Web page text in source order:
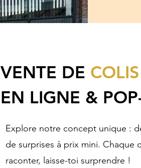
VENTE DE
EN LIGNE &
Explore notre concept unique :
de surprises à prix mini. Chaque
raconter, laisse-toi surprendre !